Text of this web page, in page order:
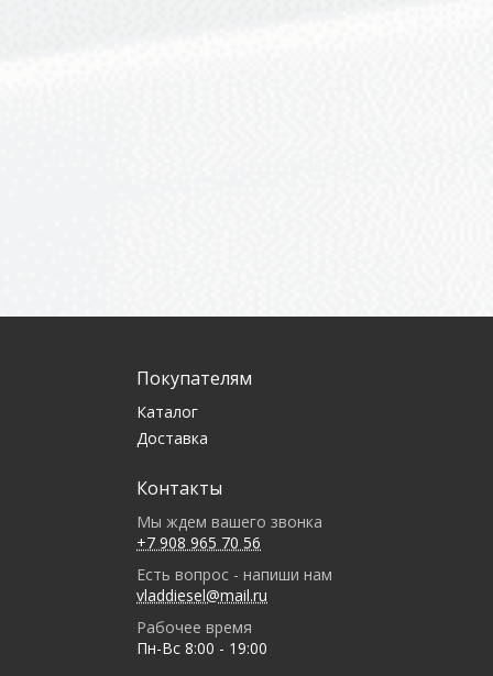
Покупателям
Каталог
Доставка
Контакты
Мы ждем вашего звонка
+7 908 965 70 56
Есть вопрос - напиши нам
vladdiesel@mail.ru
Рабочее время
Пн-Вс 8:00 - 19:00